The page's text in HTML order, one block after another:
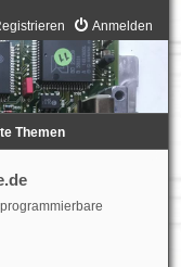
Anmelden
Themen